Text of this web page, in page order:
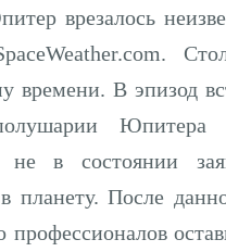
врезалось
времени. В эпизод
Юпитера
не в состоянии
в планету. После
профессионалов